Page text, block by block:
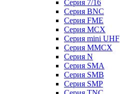
Серия 7/16
Серия BNC
Серия FME
Серия MCX
Серия mini UHF
Серия MMCX
Серия N
Серия SMA
Серия SMB
Серия SMP